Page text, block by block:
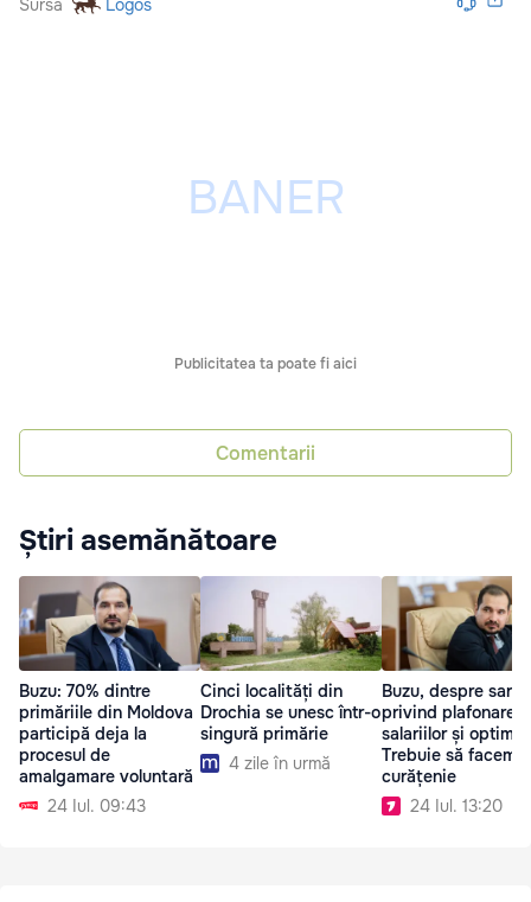
Sursă Logos
Publicitatea ta poate fi aici
Comentarii
Știri asemănătoare
Buzu: 70% dintre
primăriile din Moldova
participă deja la
procesul de
amalgamare voluntară
24 Iul. 09:43
Cinci localități din
Drochia se unesc într-o
singură primărie
4 zile în urmă
Buzu, despre
privind plafonarea
salariilor și
Trebuie să facem
curățenie
24 Iul. 13:20